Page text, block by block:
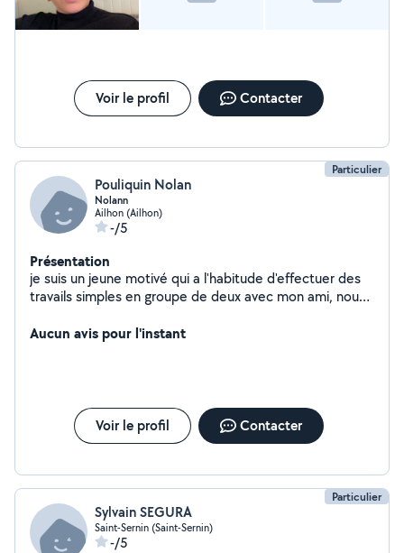
Voir le profil Contacter
Particulier
Pouliquin Nolan
Nolann
Ailhon (Ailhon)
-/5
Présentation
je suis un jeune motivé qui a l'habitude d'effectuer des
travails simples en groupe de deux avec mon ami, nous
sommes jeunes mais interresé et serieux ! jai l'habitude
même des déménagements !
Aucun avis pour l'instant
Voir le profil Contacter
Particulier
Sylvain SEGURA
Saint-Sernin (Saint-Sernin)
-/5